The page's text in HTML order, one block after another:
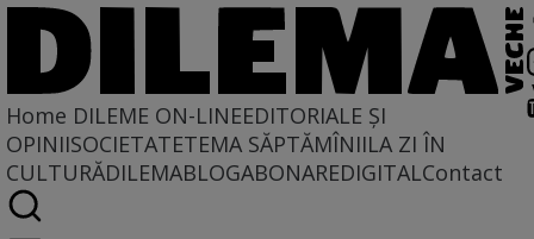
Home DILEME ON-LINEEDITORIALE ȘI
OPINIISOCIETATETEMA SĂPTĂMÎNIILA ZI ÎN
CULTURĂDILEMABLOGABONAREDIGITALContact